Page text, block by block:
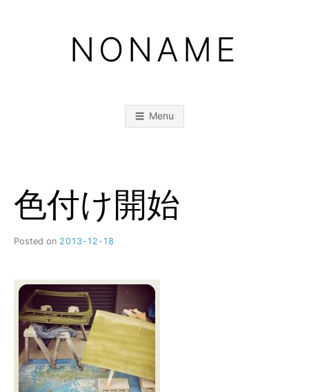
NONAME
Menu
色付け開始
Posted on 2013-12-18
M